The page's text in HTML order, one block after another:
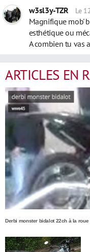
w3sl3y-TZR
Le
Magnifique mob'
esthétique ou
A combien tu vas
ARTICLES EN
Derbi monster bidalot 22ch à la roue